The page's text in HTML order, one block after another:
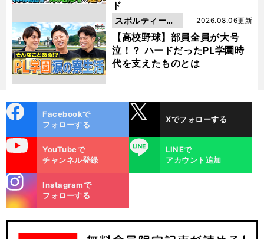
ド
【高校野球】部員全員が大号
泣！？ ハードだったPL学園時
代を支えたものとは
2026.08.06更新
スポルティーバ
動画
ok
Facebookで
フォローする
Xでフォローする
YouTubeで
チャンネル登録
LINE
LINEで
アカウント追加
m
Instagramで
フォローする